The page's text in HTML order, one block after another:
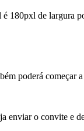
180pxl de largura
poderá começar a
enviar o convite e